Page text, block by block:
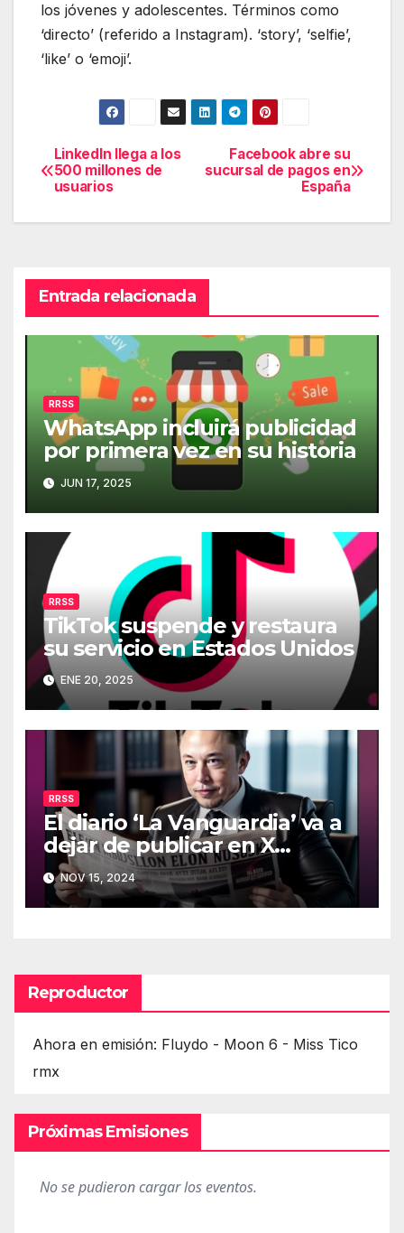
los jóvenes y adolescentes. Términos como
‘directo’ (referido a Instagram). ‘story’, ‘selfie’,
‘like’ o ‘emoji’.
Navegación
de
Facebook abre su
sucursal de pagos en
España
LinkedIn llega a los
500 millones de
usuarios
Entrada relacionada
RRSS
WhatsApp incluirá publicidad
por primera vez en su historia
JUN 17, 2025
RRSS
TikTok suspende y restaura
su servicio en Estados Unidos
ENE 20, 2025
RRSS
El diario ‘La Vanguardia’ va a
dejar de publicar en X
(Twitter)
NOV 15, 2024
Reproductor
Ahora en emisión: Fluydo - Moon 6 - Miss Tico
rmx
Próximas Emisiones